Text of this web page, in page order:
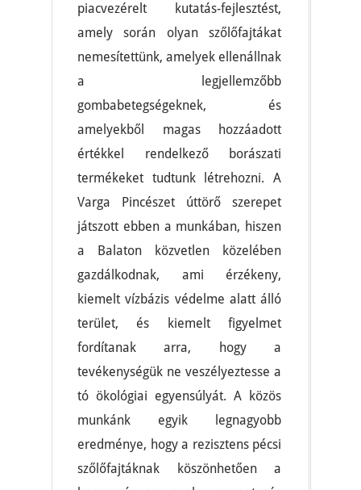
piacvezérelt kutatás-fejlesztést,
amely során olyan szőlőfajtákat
nemesítettünk, amelyek ellenállnak
a legjellemzőbb
gombabetegségeknek, és
amelyekből magas hozzáadott
értékkel rendelkező borászati
termékeket tudtunk létrehozni. A
Varga Pincészet úttörő szerepet
játszott ebben a munkában, hiszen
a Balaton közvetlen közelében
gazdálkodnak, ami érzékeny,
kiemelt vízbázis védelme alatt álló
terület, és kiemelt figyelmet
fordítanak arra, hogy a
tevékenységük ne veszélyeztesse a
tó ökológiai egyensúlyát. A közös
munkánk egyik legnagyobb
eredménye, hogy a rezisztens pécsi
szőlőfajtáknak köszönhetően a